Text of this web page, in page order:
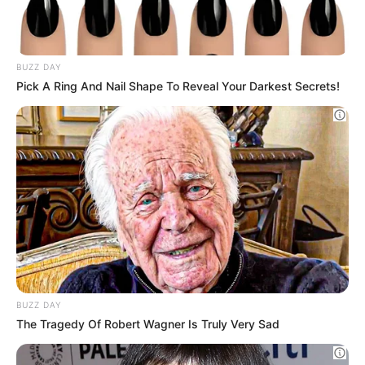
Καλύπτετε θέματα που αφορούν επιδόματα και
παροχές;
+
Το site διαθέτει ενότητα για διεθνή επικαιρότητα; +
Υπάρχει κάλυψη για τον Αθλητισμό;
Μπορώ να διαβάσω νέα που αφορούν την Υγεία; +
Ενημερώνετε για πολιτιστικές εκδηλώσεις και
τέχνες;
+
BUZZ DAY
Pick A Ring And Nail Shape To Reveal Your Darkest Secrets!
BUZZ DAY
The Tragedy Of Robert Wagner Is Truly Very Sad